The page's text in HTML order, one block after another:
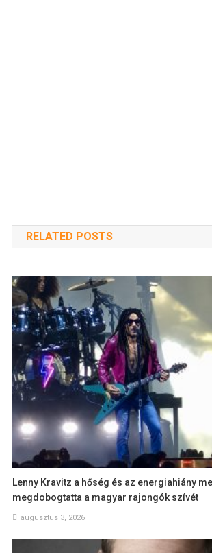
RELATED POSTS
Lenny Kravitz a hőség és az energiahiány
megdobogtatta a magyar rajongók szívét
augusztus 3, 2026